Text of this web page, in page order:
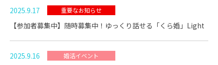
2025.9.17 重要なお知らせ
【参加者募集中】随時募集中！ゆっくり話せる「くら婚」Light
2025.9.16 婚活イベント